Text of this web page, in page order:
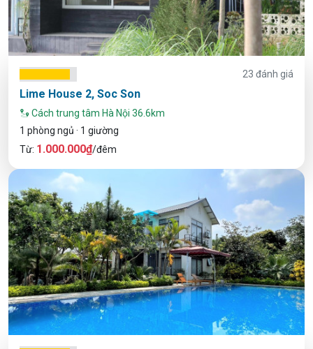
23 đánh giá
Lime House 2, Soc Son
Cách trung tâm Hà Nội 36.6km
1 phòng ngủ · 1 giường
Từ: 1.000.000₫/đêm